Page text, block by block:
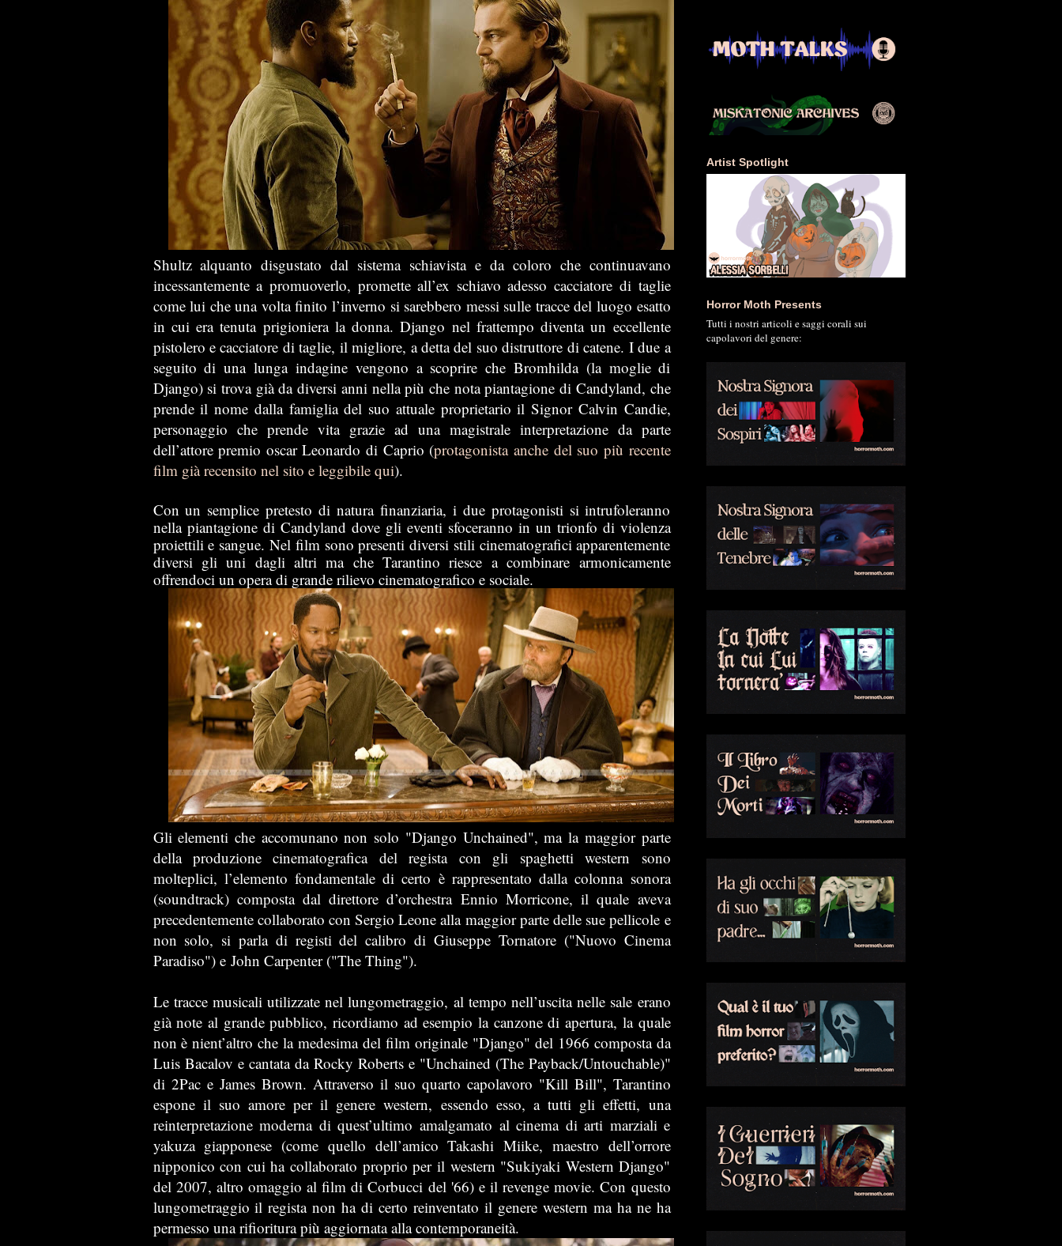
Shultz alquanto disgustato dal sistema schiavista e da coloro che continuavano
incessantemente a promuoverlo, promette all’ex schiavo adesso cacciatore di taglie
come lui che una volta finito l’inverno si sarebbero messi sulle tracce del luogo esatto
in cui era tenuta prigioniera la donna. Django nel frattempo diventa un eccellente
pistolero e cacciatore di taglie, il migliore, a detta del suo distruttore di catene. I due a
seguito di una lunga indagine vengono a scoprire che Bromhilda (la moglie di
Django) si trova già da diversi anni nella più che nota piantagione di Candyland, che
prende il nome dalla famiglia del suo attuale proprietario il Signor Calvin Candie,
personaggio che prende vita grazie ad una magistrale interpretazione da parte
dell’attore premio oscar Leonardo di Caprio (protagonista anche del suo più recente
film già recensito nel sito e leggibile qui).
Con un semplice pretesto di natura finanziaria, i due protagonisti si intrufoleranno
nella piantagione di Candyland dove gli eventi sfoceranno in un trionfo di violenza
proiettili e sangue. Nel film sono presenti diversi stili cinematografici apparentemente
diversi gli uni dagli altri ma che Tarantino riesce a combinare armonicamente
offrendoci un opera di grande rilievo cinematografico e sociale.
Gli elementi che accomunano non solo "Django Unchained", ma la maggior parte
della produzione cinematografica del regista con gli spaghetti western sono
molteplici, l’elemento fondamentale di certo è rappresentato dalla colonna sonora
(soundtrack) composta dal direttore d’orchestra Ennio Morricone, il quale aveva
precedentemente collaborato con Sergio Leone alla maggior parte delle sue pellicole e
non solo, si parla di registi del calibro di Giuseppe Tornatore ("Nuovo Cinema
Paradiso") e John Carpenter ("The Thing").
Le tracce musicali utilizzate nel lungometraggio, al tempo nell’uscita nelle sale erano
già note al grande pubblico, ricordiamo ad esempio la canzone di apertura, la quale
non è nient’altro che la medesima del film originale "Django" del 1966 composta da
Luis Bacalov e cantata da Rocky Roberts e "Unchained (The Payback/Untouchable)"
di 2Pac e James Brown. Attraverso il suo quarto capolavoro "Kill Bill", Tarantino
espone il suo amore per il genere western, essendo esso, a tutti gli effetti, una
reinterpretazione moderna di quest’ultimo amalgamato al cinema di arti marziali e
yakuza giapponese (come quello dell’amico Takashi Miike, maestro dell’orrore
nipponico con cui ha collaborato proprio per il western "Sukiyaki Western Django"
del 2007, altro omaggio al film di Corbucci del '66) e il revenge movie. Con questo
lungometraggio il regista non ha di certo reinventato il genere western ma ha ne ha
permesso una rifioritura più aggiornata alla contemporaneità.
Artist Spotlight
Horror Moth Presents
Tutti i nostri articoli e saggi corali sui
capolavori del genere: